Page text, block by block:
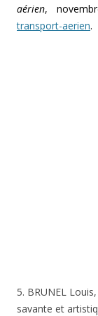
aérien,
transport-aerien.
5. BRUNEL
savante et